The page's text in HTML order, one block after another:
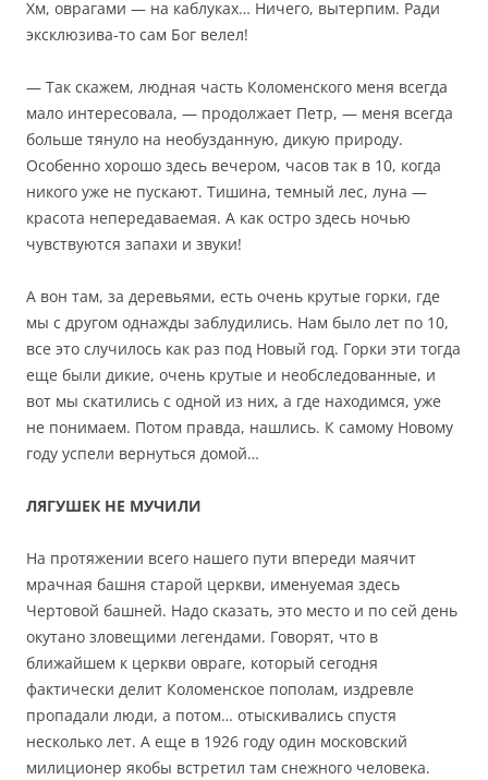
Хм, оврагами — на каблуках… Ничего, вытерпим. Ради
эксклюзива-то сам Бог велел!
— Так скажем, людная часть Коломенского меня всегда
мало интересовала, — продолжает Петр, — меня всегда
больше тянуло на необузданную, дикую природу.
Особенно хорошо здесь вечером, часов так в 10, когда
никого уже не пускают. Тишина, темный лес, луна —
красота непередаваемая. А как остро здесь ночью
чувствуются запахи и звуки!
А вон там, за деревьями, есть очень крутые горки, где
мы с другом однажды заблудились. Нам было лет по 10,
все это случилось как раз под Новый год. Горки эти тогда
еще были дикие, очень крутые и необследованные, и
вот мы скатились с одной из них, а где находимся, уже
не понимаем. Потом правда, нашлись. К самому Новому
году успели вернуться домой…
ЛЯГУШЕК НЕ МУЧИЛИ
На протяжении всего нашего пути впереди маячит
мрачная башня старой церкви, именуемая здесь
Чертовой башней. Надо сказать, это место и по сей день
окутано зловещими легендами. Говорят, что в
ближайшем к церкви овраге, который сегодня
фактически делит Коломенское пополам, издревле
пропадали люди, а потом… отыскивались спустя
несколько лет. А еще в 1926 году один московский
милиционер якобы встретил там снежного человека.